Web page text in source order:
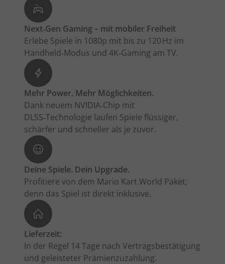
Next‑Gen Gaming – mit mobiler Freiheit
Erlebe Spiele in 1080p mit bis zu 120 Hz im
Handheld‑Modus und 4K‑Gaming am TV.
Mehr Power. Mehr Möglichkeiten.
Dank neuem NVIDIA‑Chip mit
DLSS‑Technologie laufen Spiele flüssiger,
schärfer und schneller als je zuvor.
Deine Spiele. Dein Upgrade.
Profitiere von dem Mario Kart World Paket,
denn das Spiel ist direkt inklusive.
Lieferzeit:
In der Regel 14 Tage nach Vertragsbestätigung
und geleisteter Prämienzuzahlung.